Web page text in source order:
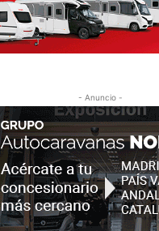
- Anuncio -